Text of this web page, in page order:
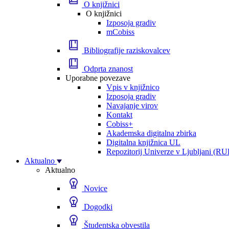
O knjižnici
O knjižnici
Izposoja gradiv
mCobiss
Bibliografije raziskovalcev
Odprta znanost
Uporabne povezave
Vpis v knjižnico
Izposoja gradiv
Navajanje virov
Kontakt
Cobiss+
Akademska digitalna zbirka
Digitalna knjižnica UL
Repozitorij Univerze v Ljubljani
Aktualno
Aktualno
Novice
Dogodki
Študentska obvestila